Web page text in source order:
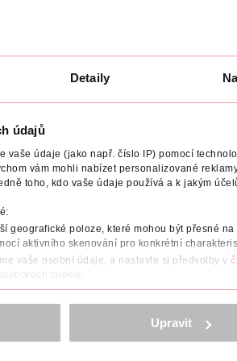
Detaily
údajů
vaše údaje (jako např. číslo IP) pomocí
vám mohli nabízet personalizované
toho, kdo vaše údaje používá a k jakým
geografické poloze, které mohou být přesné na
aktivního skenování pro konkrétní
vaše osobní údaje, a nastavte si předvolby v
cookie.
a reklam, funkcí sociálních médií,
osobních údajů.
<
Upravit
nejen z vnějšku, ale i zevnitř. S
Kapsle obsahují vysokou dávku
Je známá svojí schopností vázat
buňkách. S přibývajícím
Q10. Pro pokožku a vlasy zářící
výživu a fungování celého
stresem, a tím i před jejich